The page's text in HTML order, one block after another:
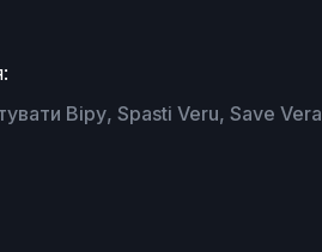
Віру, Spasti Veru, Save Vera